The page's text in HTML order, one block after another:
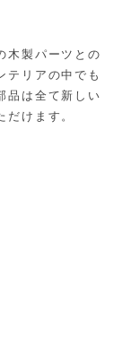
木製パーツとの
テリアの中でも
品は全て新しい
けます。